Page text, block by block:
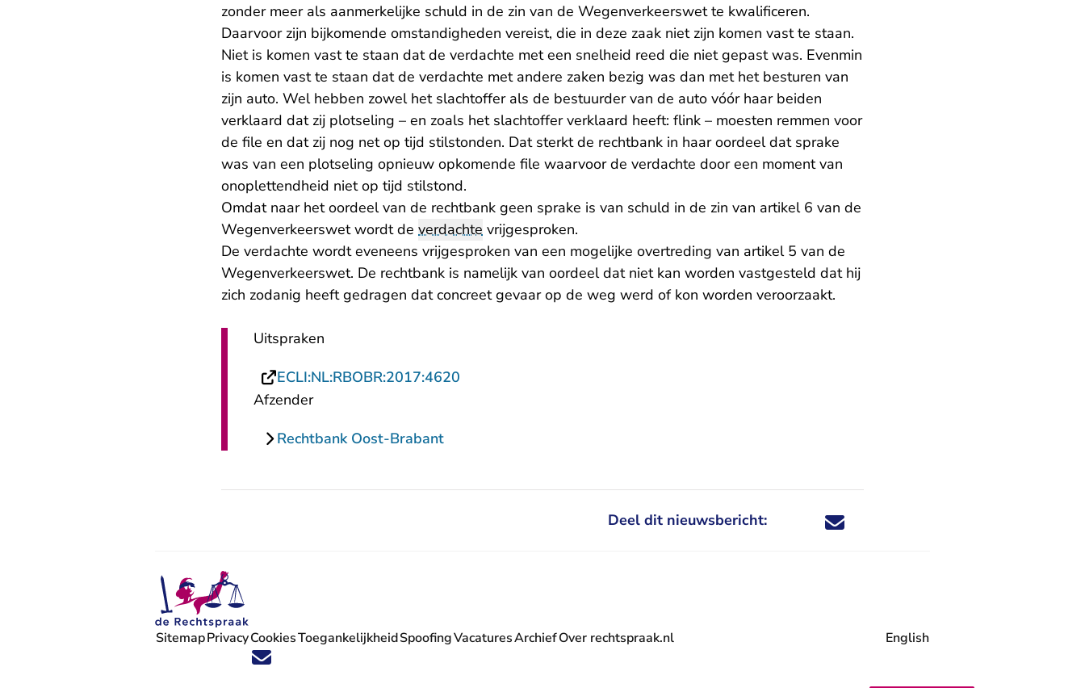
zonder meer als aanmerkelijke schuld in de zin van de Wegenverkeerswet te kwalificeren.
Daarvoor zijn bijkomende omstandigheden vereist, die in deze zaak niet zijn komen vast te staan.
Niet is komen vast te staan dat de verdachte met een snelheid reed die niet gepast was. Evenmin
is komen vast te staan dat de verdachte met andere zaken bezig was dan met het besturen van
zijn auto. Wel hebben zowel het slachtoffer als de bestuurder van de auto vóór haar beiden
verklaard dat zij plotseling – en zoals het slachtoffer verklaard heeft: flink – moesten remmen voor
de file en dat zij nog net op tijd stilstonden. Dat sterkt de rechtbank in haar oordeel dat sprake
was van een plotseling opnieuw opkomende file waarvoor de verdachte door een moment van
onoplettendheid niet op tijd stilstond.
Omdat naar het oordeel van de rechtbank geen sprake is van schuld in de zin van artikel 6 van de
Wegenverkeerswet wordt de verdachte vrijgesproken.
De verdachte wordt eveneens vrijgesproken van een mogelijke overtreding van artikel 5 van de
Wegenverkeerswet. De rechtbank is namelijk van oordeel dat niet kan worden vastgesteld dat hij
zich zodanig heeft gedragen dat concreet gevaar op de weg werd of kon worden veroorzaakt.
Uitspraken
ECLI:NL:RBOBR:2017:4620
Afzender
Rechtbank Oost-Brabant
Deel dit nieuwsbericht: Deel dit nieuwsbericht via X - U verlaat
Deel dit nieuwsbericht via Facebook - U
Deel dit nieuwsbericht via e-mail
Deel dit nieuwsbericht via LinkedIn - U
Volg ons op X (Twitter) - U verlaat Rechtspraak.nl
Volg ons op Facebook - U verlaat Rechtspraak.nl
Volg ons op Instagram - U verlaat Rechtspraak.nl
Volg ons op Youtube - U verlaat Rechtspraak.nl
Volg ons op LinkedIn - U verlaat Rechtspraak.nl
'Blijf op de hoogte' nieuwsbrief - U verlaat Rechtspraak.nl
SitemapPrivacyCookiesToegankelijkheidSpoofingVacatures
- U verlaat Rechtspraak.nl
ArchiefOver rechtspraak.nl English